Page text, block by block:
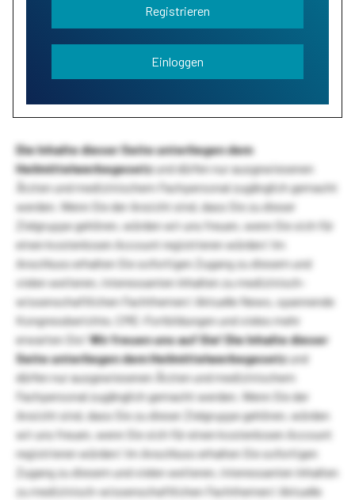
Registrieren
Einloggen
Die Inhalte dieser Seite unterliegen dem
Heilmittelwerbegesetzund dürfen nur ausgewiesenen
Ärzten und medizinischem Fachpersonal zugänglich gemacht
werden. Wenn Sie der Ansicht sind, dass Sie zu dieser
Zielgruppe gehören, würden wir uns freuen, wenn Sie sich für
einen kostenlosen Account registrieren würden! Im
Anschluss erhalten Sie sofortigen Zugang zu diesem und
vielen weiteren, interessanten Inhalten zu medizinisch-
wissenschaftlichen Fachthemen! Aktuelle News, spannende
Kongressberichte, CME-Fortbildungen und vieles mehr
erwarten Sie!Wir freuen uns auf Sie!Die Inhalte dieser
Seite unterliegen dem Heilmittelwerbegesetzund
dürfen nur ausgewiesenen Ärzten und medizinischem
Fachpersonal zugänglich gemacht werden. Wenn Sie der
Ansicht sind, dass Sie zu dieser Zielgruppe gehören, würden
wir uns freuen, wenn Sie sich für einen kostenlosen Account
registrieren würden! Im Anschluss erhalten Sie sofortigen
Zugang zu diesem und vielen weiteren, interessanten Inhalten
zu medizinisch-wissenschaftlichen Fachthemen! Aktuelle